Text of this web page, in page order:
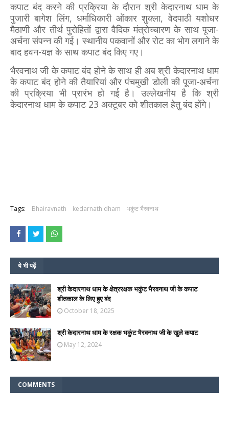
कपाट बंद करने की प्रक्रिया के दौरान श्री केदारनाथ धाम के
पुजारी बागेश लिंग, धर्माधिकारी ओंकार शुक्ला, वेदपाठी यशोधर
मैठाणी और तीर्थ पुरोहितों द्वारा वैदिक मंत्रोच्चारण के साथ पूजा-
अर्चना संपन्न की गई। स्थानीय पकवानों और रोट का भोग लगाने के
बाद हवन-यज्ञ के साथ कपाट बंद किए गए।
भैरवनाथ जी के कपाट बंद होने के साथ ही अब श्री केदारनाथ धाम
के कपाट बंद होने की तैयारियां और पंचमुखी डोली की पूजा-अर्चना
की प्रक्रिया भी प्रारंभ हो गई है। उल्लेखनीय है कि श्री
केदारनाथ धाम के कपाट 23 अक्टूबर को शीतकाल हेतु बंद होंगे।
Tags: Bhairavnath kedarnath dham भकुंट भैरवनाथ
ये भी पढ़ें
श्री केदारनाथ धाम के क्षेत्ररक्षक भकुंट भैरवनाथ जी के कपाट
शीतकाल के लिए हुए बंद
October 18, 2025
श्री केदारनाथ धाम के रक्षक भकुंट भैरवनाथ जी के खुले कपाट
May 12, 2024
COMMENTS